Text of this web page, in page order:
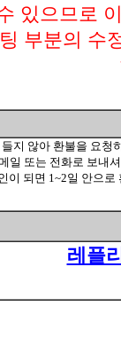
있으므로
부분의 수
지 않아 환불을 요
일 또는 전화로 보내
이 되면 1~2일 안으
레플